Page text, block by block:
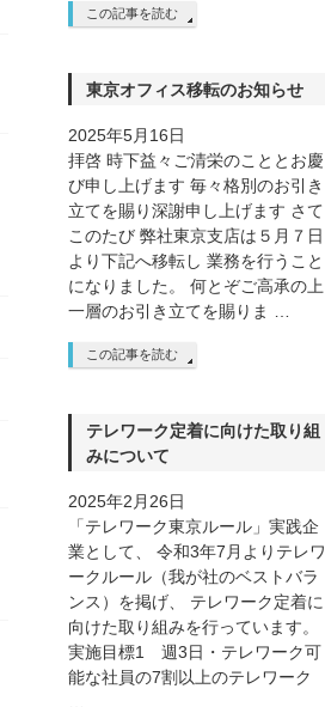
この記事を読む
東京オフィス移転のお知らせ
2025年5月16日
拝啓 時下益々ご清栄のこととお慶
び申し上げます 毎々格別のお引き
立てを賜り深謝申し上げます さて
このたび 弊社東京支店は５月７日
より下記へ移転し 業務を行うこと
になりました。 何とぞご高承の上
一層のお引き立てを賜りま …
この記事を読む
テレワーク定着に向けた取り組
みについて
2025年2月26日
「テレワーク東京ルール」実践企
業として、 令和3年7月よりテレワ
ークルール（我が社のベストバラ
ンス）を掲げ、 テレワーク定着に
向けた取り組みを行っています。
実施目標1 週3日・テレワーク可
能な社員の7割以上のテレワーク